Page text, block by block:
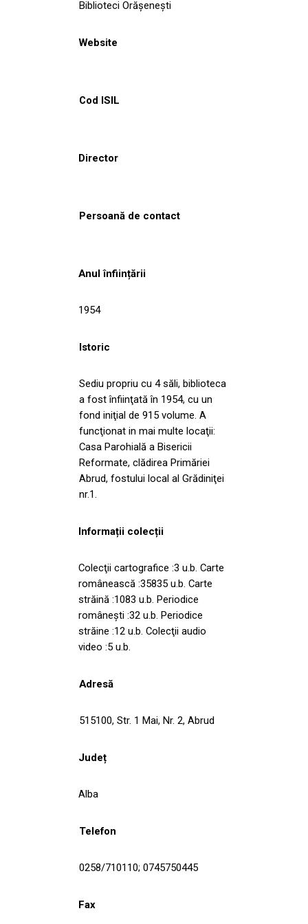
Biblioteci Orășenești
Website
Cod ISIL
Director
Persoană de contact
Anul înființării
1954
Istoric
Sediu propriu cu 4 săli, biblioteca
a fost înfiinţată în 1954, cu un
fond iniţial de 915 volume. A
funcţionat in mai multe locaţii:
Casa Parohială a Bisericii
Reformate, clădirea Primăriei
Abrud, fostului local al Grădiniţei
nr.1.
Informații colecții
Colecţii cartografice :3 u.b. Carte
românească :35835 u.b. Carte
străină :1083 u.b. Periodice
româneşti :32 u.b. Periodice
străine :12 u.b. Colecţii audio
video :5 u.b.
Adresă
515100, Str. 1 Mai, Nr. 2, Abrud
Județ
Alba
Telefon
0258/710110; 0745750445
Fax